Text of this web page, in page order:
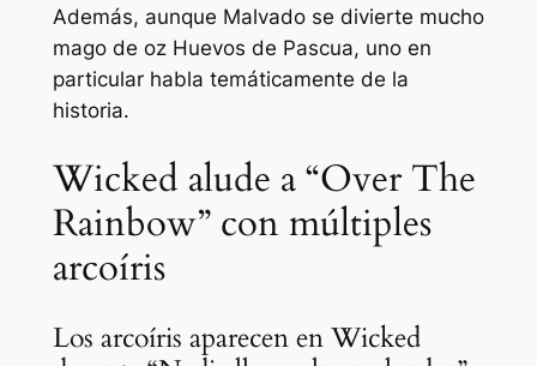
Además, aunque Malvadose divierte mucho
mago de ozHuevos de Pascua, uno en
particular habla temáticamente de la
historia.
Wicked alude a “Over The
Rainbow” con múltiples
arcoíris
Los arcoíris aparecen en Wicked